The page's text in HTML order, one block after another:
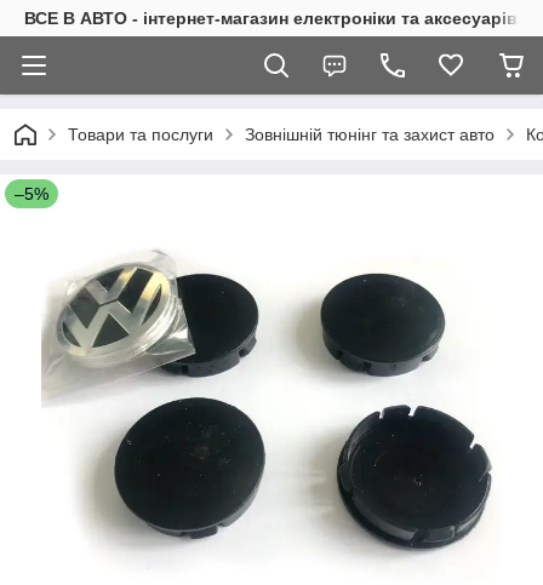
ВСЕ В АВТО - інтернет-магазин електроніки та аксесуарів в
Товари та послуги Зовнішній тюнінг та захист авто
–5%